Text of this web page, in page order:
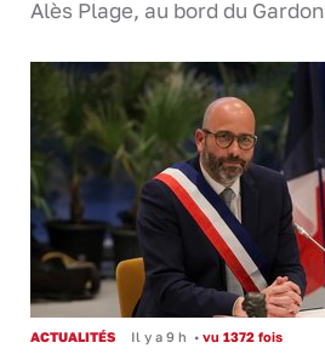
Alès Plage, au bord du
ACTUALITÉS Il y a 9 h • vu 1372 fois